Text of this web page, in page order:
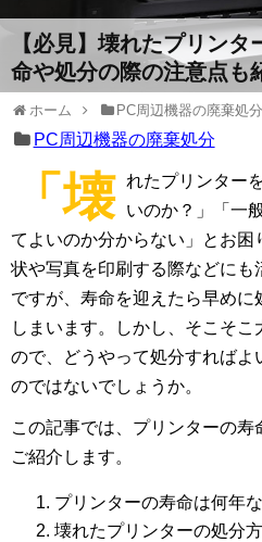
【必見】壊れたプリン
命や処分の際の注意点も
ホーム PC周辺機器の廃棄処分
PC周辺機器の廃棄処分
「壊 れたプリンター
いのか？」「一
てよいのか分からない」とお困
状や写真を印刷する際などにも
ですが、寿命を迎えたら早めに
しまいます。しかし、そこそ
ので、どうやって処分すればよ
のではないでしょうか。
この記事では、プリンターの寿
ご紹介します。
プリンターの寿命は何年
壊れたプリンターの処分